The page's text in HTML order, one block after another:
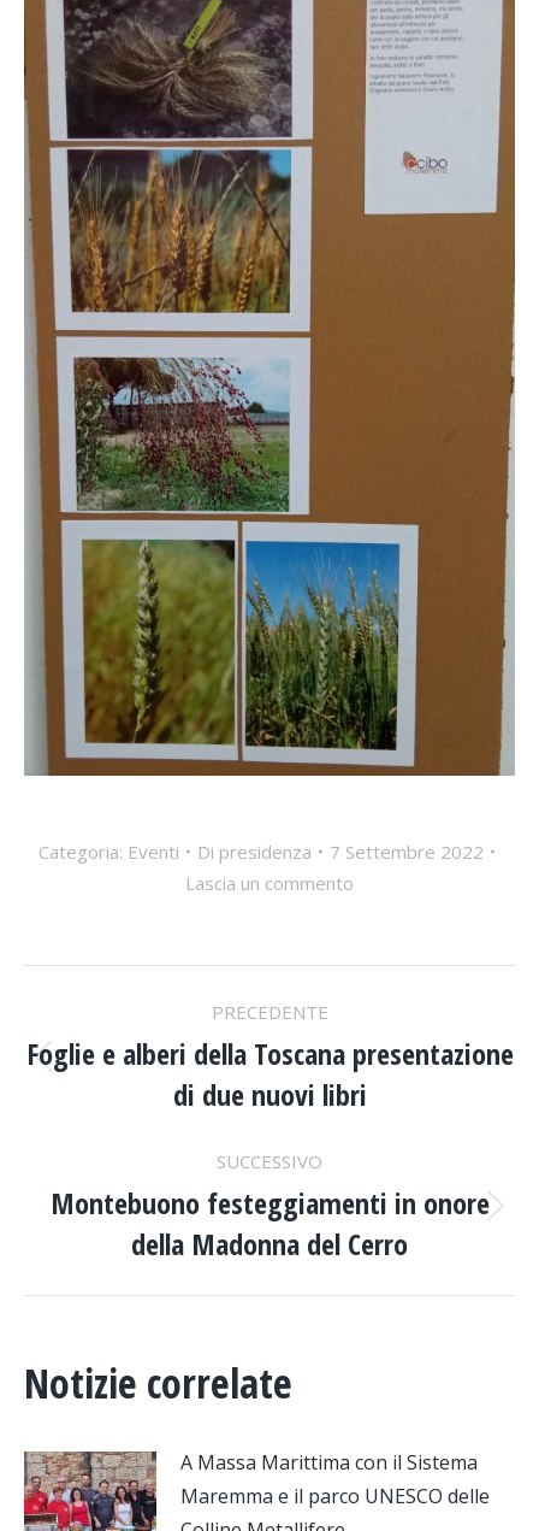
Categoria: Eventi Di presidenza
7 Settembre 2022
Lascia un commento
TRA
POST
PRECEDENTE
Post
precedente:
Foglie e alberi della Toscana presentazione
di due nuovi libri
SUCCESSIVO
Prossimo
post:
Montebuono festeggiamenti in onore
della Madonna del Cerro
Notizie correlate
A Massa Marittima con il Sistema
Maremma e il parco UNESCO delle